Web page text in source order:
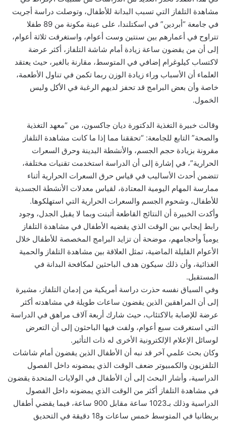
مشاهدة التلفاز التي تسبب البدانة للأطفال، وتوصلت دراسة أجريت
في جامعة “أبردين” في اسكتلندا، على عينة مكونة من 89 طفلا
تتراوح في أعمارهم بين سنتين وست أعوام، واستغرقت ثلاثة أعوام،
إلى أن من يقضون ساعة زيادة أمام شاشة التلفاز، أكثر عرضة
لاكتساب كيلوغرام إضافي في المتوسط، مقارنة بالغير، حيث يعتقد
العلماء أن الأسباب وراء زيادة الوزن ربما تكمن في تناول الأطعمة،
خاصة وأن بعض البرامج قد تحفز لديهم الرغبة في الأكل وليس
الخمول.
وقالت خبيرة التغذية الدكتورة ديان جاكسون، من “معهد التغذية
والصحة” التابع للجامعة: “تحققنا مما إذا ما كانت مشاهدة التلفاز
مقرونة بزيادة حجم الجسم، والأنشطة البدينة وحرق السعرات
الحرارية”، في إشارة إلى أن الدراسة استخدمت تقنيات مختلفة،
تتضمن أحدث الأساليب في قياس حرق السعرات الحرارية أثناء
ممارسة المهام اليومية المعتادة، لقياس معدلات الأنشطة الجسدية
للأطفال، وشحوم الجسم والسعرات الحرارية التي استهلكوها.
وأكدت الخبيرة أن النتائج القاطعة أثبتت وبما لا يقبل الجدل، وجود
رابط إيجابي بين الوقت الذي يقضيه الأطفال في مشاهدة التلفاز
يومياً وأحجامهم، موضحة أن تزايد البرامج المخصصة للأطفال خلال
الأعوام القليلة الماضية، تمثل العلاقة بين مشاهدة التلفاز والحمية
الغذائية، وأن ذلك سيكون هدف الباحثين لمكافحة البدانة في
المستقبل.
وفي السياق نفسه حذرت دراسة أمريكية من إدمان التلفاز، مشيرة
إلى أن المراهقين الذين يقضون ساعات طويلة في مشاهدته أكثر
عرضة للإصابة بالاكتئاب، حيث شارك أربعة آلاف مراهق في الدراسة
التي استغرقت سبع أعوام، ولفت فيها الباحثون إلى أن التعرض
لوسائل الإعلام الإلكترونية الأخرى له ذات التأثير.
وكان بحث علمي آخر قد نبه أن الأطفال الذين يقضون أمام شاشات
التلفزيون والكمبيوتر ضعف الوقت الذي يمضونه داخل الفصول
الدراسية، وأشار البحث إلى أن الأطفال في الولايات المتحدة يقضون
في مشاهدة التلفاز أكثر من الوقت الذي يمضونه داخل الفصول
الدراسية وذلك بـ1023 ساعة مقابل 900 ساعة، فيما يقضي أطفال
بريطانيا في المتوسط خمس ساعات و18 دقيقة في التحديق